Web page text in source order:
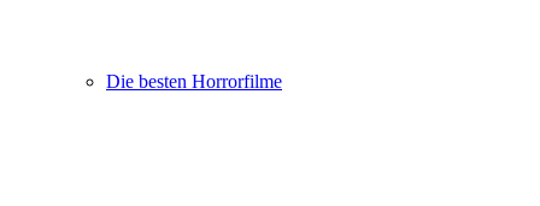
Die besten Horrorfilme